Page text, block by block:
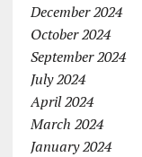
December 2024
October 2024
September 2024
July 2024
April 2024
March 2024
January 2024